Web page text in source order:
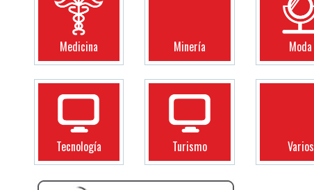
Medicina Minería Moda
Tecnología Turismo Varios